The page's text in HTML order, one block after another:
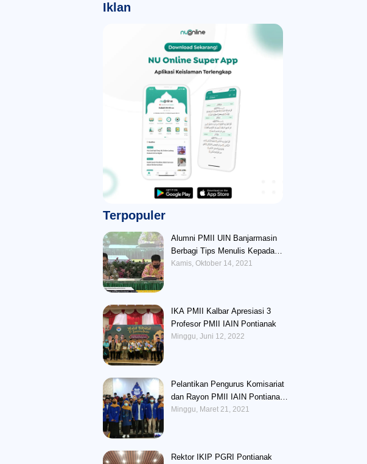
Iklan
Terpopuler
Alumni PMII UIN Banjarmasin
Berbagi Tips Menulis Kepada
Peserta BUAF
Kamis, Oktober 14, 2021
IKA PMII Kalbar Apresiasi 3
Profesor PMII IAIN Pontianak
Minggu, Juni 12, 2022
Pelantikan Pengurus Komisariat
dan Rayon PMII IAIN Pontianak :
Perlunya Memberikan Wadah
Minggu, Maret 21, 2021
Rektor IKIP PGRI Pontianak